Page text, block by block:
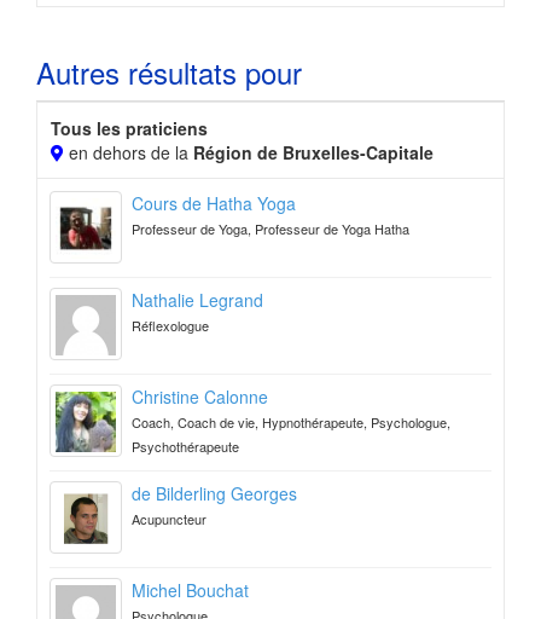
Autres résultats pour
Tous les praticiens
en dehors de la Région de Bruxelles-Capitale
Cours de Hatha Yoga
Professeur de Yoga, Professeur de Yoga Hatha
Nathalie Legrand
Réflexologue
Christine Calonne
Coach, Coach de vie, Hypnothérapeute, Psychologue,
Psychothérapeute
de Bilderling Georges
Acupuncteur
Michel Bouchat